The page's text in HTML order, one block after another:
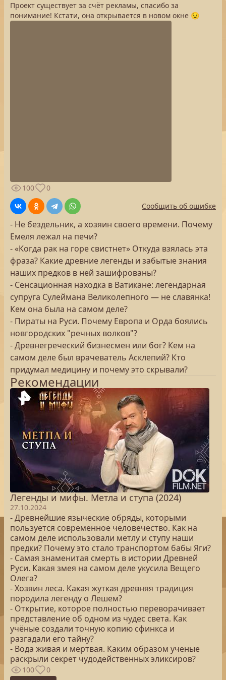
Проект существует за счёт рекламы, спасибо за
понимание! Кстати, она открывается в новом окне 😉
100
0
Сообщить об ошибке
- Не бездельник, а хозяин своего времени. Почему
Емеля лежал на печи?
- «Когда рак на горе свистнет» Откуда взялась эта
фраза? Какие древние легенды и забытые знания
наших предков в ней зашифрованы?
- Сенсационная находка в Ватикане: легендарная
супруга Сулеймана Великолепного — не славянка!
Кем она была на самом деле?
- Пираты на Руси. Почему Европа и Орда боялись
новгородских "речных волков"?
- Древнегреческий бизнесмен или бог? Кем на
самом деле был врачеватель Асклепий? Кто
придумал медицину и почему это скрывали?
Рекомендации
Легенды и мифы. Метла и ступа (2024)
27.10.2024
- Древнейшие языческие обряды, которыми
пользуется современное человечество. Как на
самом деле использовали метлу и ступу наши
предки? Почему это стало транспортом бабы Яги?
- Самая знаменитая смерть в истории Древней
Руси. Какая змея на самом деле укусила Вещего
Олега?
- Хозяин леса. Какая жуткая древняя традиция
породила легенду о Лешем?
- Открытие, которое полностью переворачивает
представление об одном из чудес света. Как
учёные создали точную копию сфинкса и
разгадали его тайну?
- Вода живая и мертвая. Каким образом ученые
раскрыли секрет чудодейственных эликсиров?
100 0